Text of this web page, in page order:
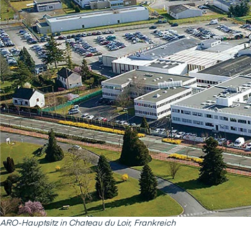
ARO-Hauptsitz in Chateau du Loir, Frankreich